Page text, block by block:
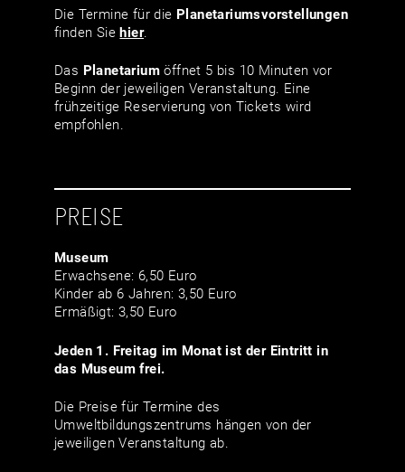
Die Termine für die Planetariumsvor­stellungen
finden Siehier.
Das Planetarium öffnet 5 bis 10 Minuten vor
Beginn der jeweiligen Veranstaltung. Eine
frühzeitige Reservierung von Tickets wird
empfohlen.
PREISE
Museum
Erwachsene: 6,50 Euro
Kinder ab 6 Jahren: 3,50 Euro
Ermäßigt: 3,50 Euro
Jeden 1. Freitag im Monat ist der Eintritt in
das Museum frei.
Die Preise für Termine des
Umweltbildungszentrums hängen von der
jeweiligen Veranstaltung ab.